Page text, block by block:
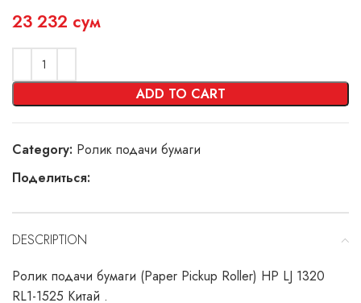
23 232 сум
ADD TO CART
Category: Ролик подачи бумаги
Поделиться:
DESCRIPTION
Ролик подачи бумаги (Paper Pickup Roller) HP LJ 1320
RL1-1525 Китай .